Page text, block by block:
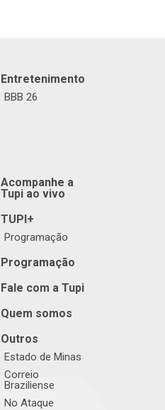
Entretenimento
BBB 26
Acompanhe a
Tupi ao vivo
TUPI+
Programação
Programação
Fale com a Tupi
Quem somos
Outros
Estado de Minas
Correio
Braziliense
No Ataque